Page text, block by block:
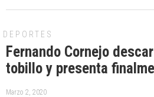
DEPORTES
Fernando Cornejo
tobillo y presenta
Marzo 2, 2020